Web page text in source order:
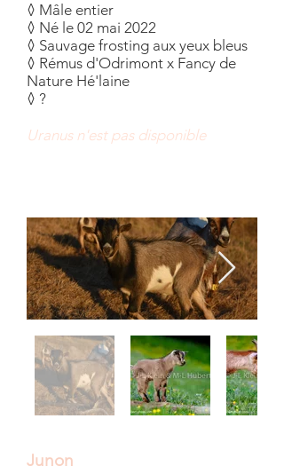
◊ Mâle entier
◊ Né le 02 mai 2022
◊ Sauvage frosting aux yeux bleus
◊ Rémus d'Odrimont x Fancy de
Nature Hé'laine
◊ ?
Uranus n'est pas disponible
Junon